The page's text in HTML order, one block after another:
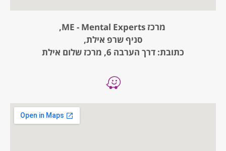
מרכז ME - Mental Experts,
סניף שרפ אילת,
כתובת: דרך הערבה 6, מרכז שלום אילת